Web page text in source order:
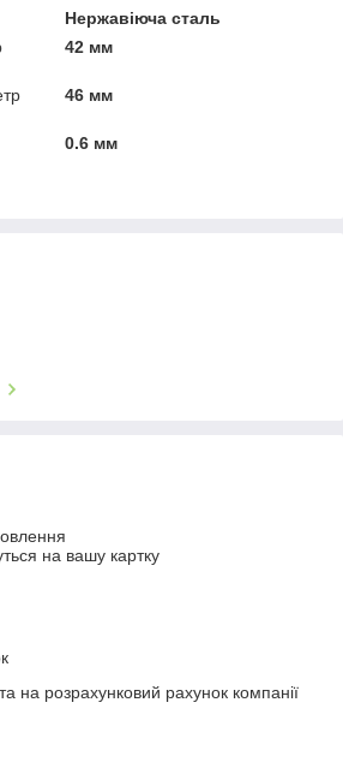
Нержавіюча сталь
42 мм
46 мм
0.6 мм
на вашу картку
на розрахунковий рахунок компанії